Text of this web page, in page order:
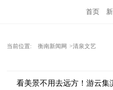
首页
当前位置: 衡南新闻网 >清泉文艺
看美景不用去远方！游云集